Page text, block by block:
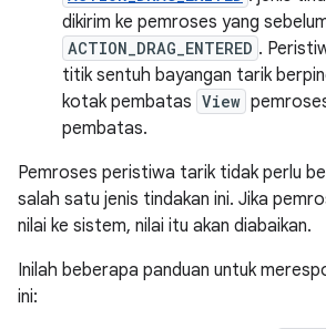
dikirim ke pemroses yang
ACTION_DRAG_ENTERED .
titik sentuh bayangan tarik
kotak pembatas View
pembatas.
Pemroses peristiwa tarik tidak perlu
salah satu jenis tindakan ini. Jika
nilai ke sistem, nilai itu akan diabaikan.
Inilah beberapa panduan untuk
ini: